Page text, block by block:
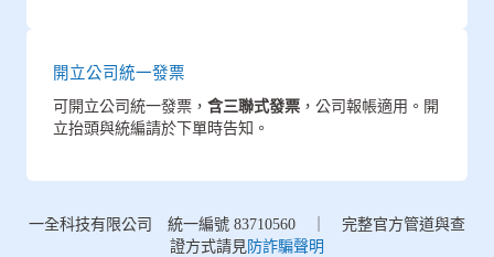
開立公司統一發票
可開立公司統一發票， 含三聯式發票 ，公司報帳適用。開
立抬頭與統編請於下單時告知。
一全科技有限公司 統一編號 83710560 ｜ 完整官方管道與查
證方式請見防詐騙聲明